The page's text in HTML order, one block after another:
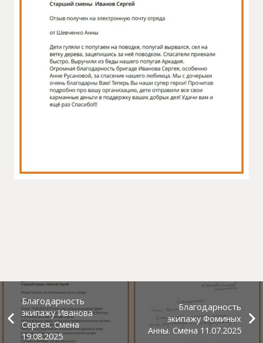
Благодарность
экипажу Иванова
Сергея. Смена
19.08.2025
Благодарность
экипажу Фоминых
Анны. Смена 11.07.2025